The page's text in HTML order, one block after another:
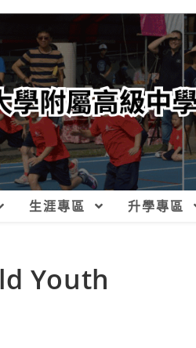
生涯專區 升學專區
Youth